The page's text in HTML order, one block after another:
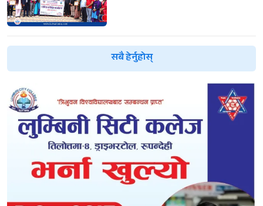
सबै हेर्नुहोस्